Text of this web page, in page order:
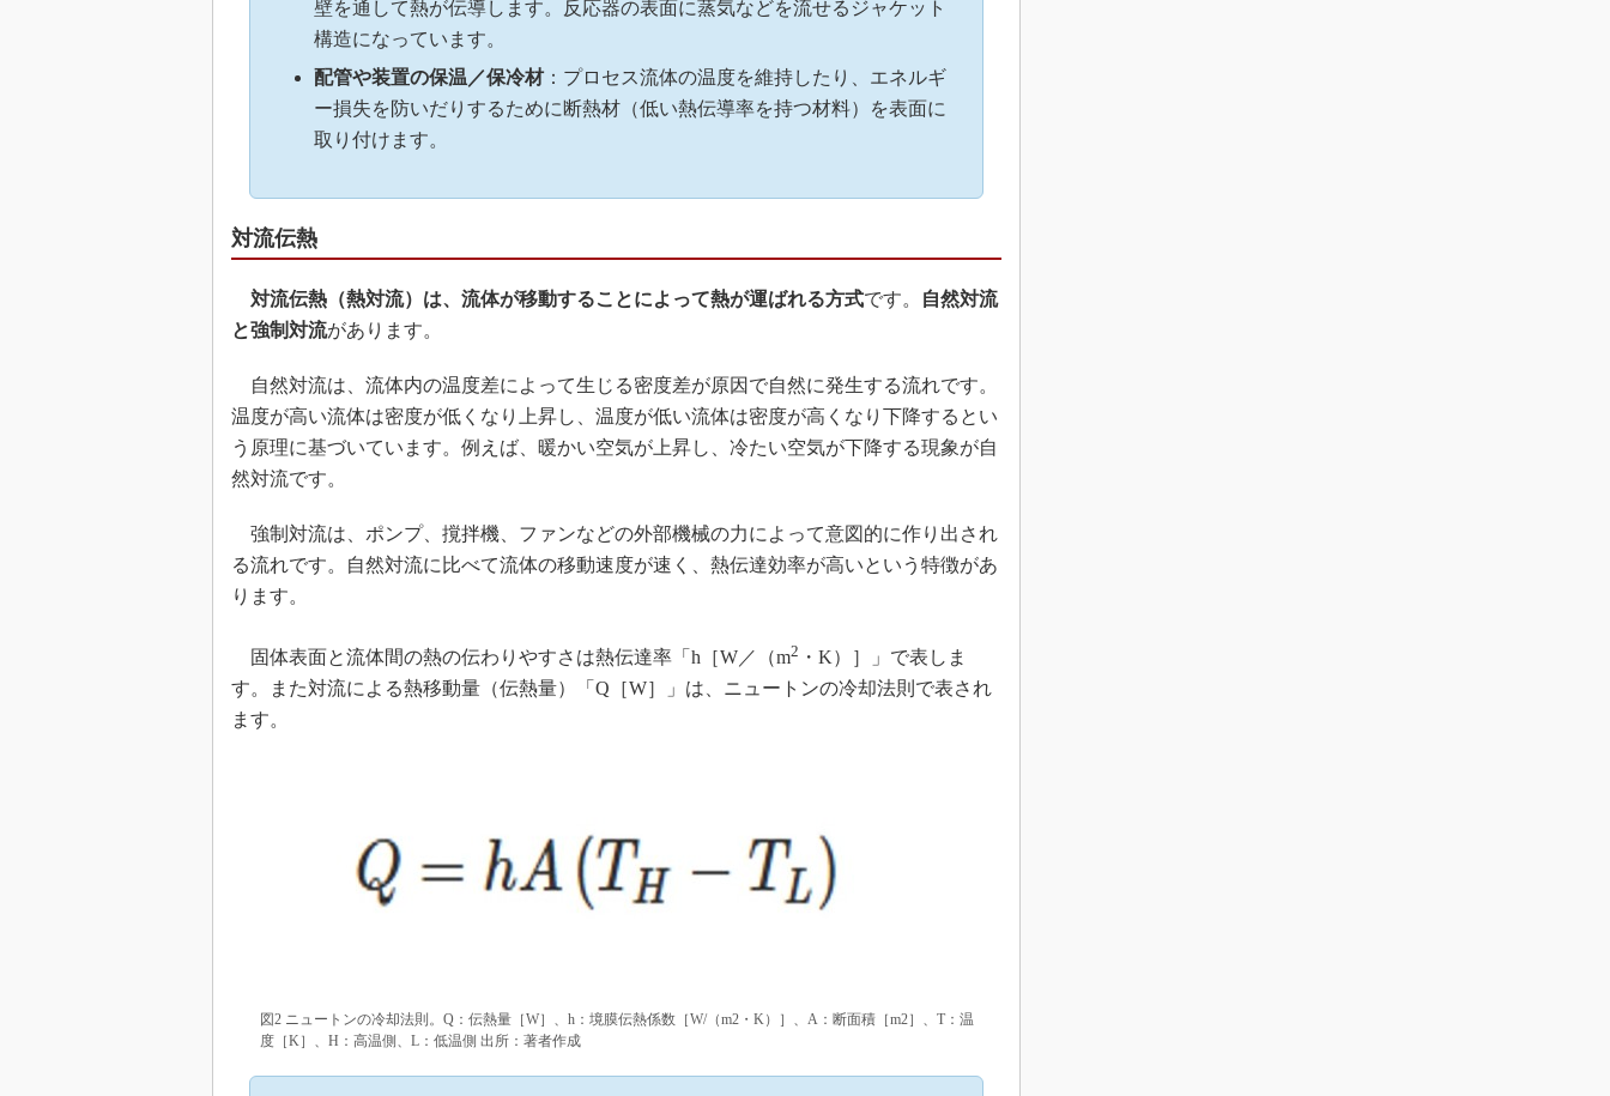
壁を通して熱が伝導します。反応器の表面に蒸気などを流せるジャケット
構造になっています。
配管や装置の保温／保冷材：プロセス流体の温度を維持したり、エネルギ
ー損失を防いだりするために断熱材（低い熱伝導率を持つ材料）を表面に
取り付けます。
対流伝熱
対流伝熱（熱対流）は、流体が移動することによって熱が運ばれる方式です。
自然対流
と強制対流があります。
自然対流は、流体内の温度差によって生じる密度差が原因で自然に発生する流れです。
温度が高い流体は密度が低くなり上昇し、温度が低い流体は密度が高くなり下降するとい
う原理に基づいています。例えば、暖かい空気が上昇し、冷たい空気が下降する現象が自
然対流です。
強制対流は、ポンプ、撹拌機、ファンなどの外部機械の力によって意図的に作り出され
る流れです。自然対流に比べて流体の移動速度が速く、熱伝達効率が高いという特徴があ
ります。
固体表面と流体間の熱の伝わりやすさは熱伝達率「h［W／（m2 ・K）］」で表しま
す。また対流による熱移動量（伝熱量）「Q［W］」は、ニュートンの冷却法則で表され
ます。
図2 ニュートンの冷却法則。Q：伝熱量［W］、h：境膜伝熱係数［W/（m2・K）］、A：断面積［m2］、T：温
度［K］、H：高温側、L：低温側 出所：著者作成